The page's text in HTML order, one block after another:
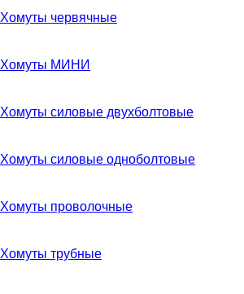
Хомуты червячные
Хомуты МИНИ
Хомуты силовые двухболтовые
Хомуты силовые одноболтовые
Хомуты проволочные
Хомуты трубные